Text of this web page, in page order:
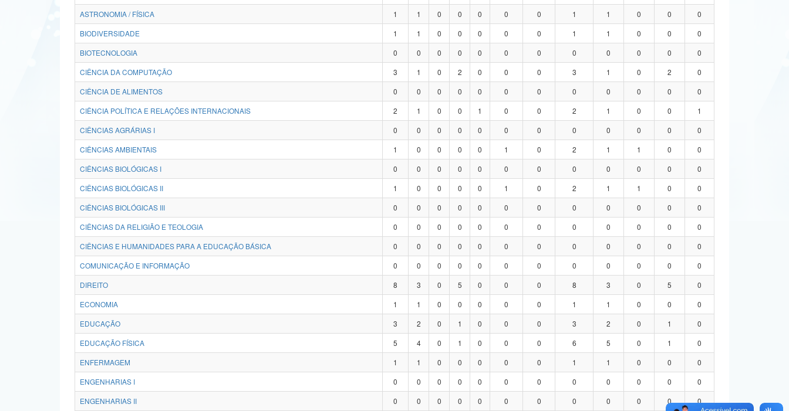
ASTRONOMIA / FÍSICA
1 1 0 0 0 0 0 1 1 0 0
0
BIODIVERSIDADE
1 1 0 0 0 0 0 1 1 0 0
0
BIOTECNOLOGIA
0 0 0 0 0 0 0 0 0 0 0
0
CIÊNCIA DA COMPUTAÇÃO
3 1 0 2 0 0 0 3 1 0 2
0
CIÊNCIA DE ALIMENTOS
0 0 0 0 0 0 0 0 0 0 0
0
CIÊNCIA POLÍTICA E RELAÇÕES INTERNACIONAIS
2 1 0 0 1 0 0 2 1 0 0
1
CIÊNCIAS AGRÁRIAS I
0 0 0 0 0 0 0 0 0 0 0
0
CIÊNCIAS AMBIENTAIS
1 0 0 0 0 1 0 2 1 1 0
0
CIÊNCIAS BIOLÓGICAS I
0 0 0 0 0 0 0 0 0 0 0
0
CIÊNCIAS BIOLÓGICAS II
1 0 0 0 0 1 0 2 1 1 0
0
CIÊNCIAS BIOLÓGICAS III
0 0 0 0 0 0 0 0 0 0 0
0
CIÊNCIAS DA RELIGIÃO E TEOLOGIA
0 0 0 0 0 0 0 0 0 0 0
0
CIÊNCIAS E HUMANIDADES PARA A EDUCAÇÃO BÁSICA
0 0 0 0 0 0 0 0 0 0 0
0
COMUNICAÇÃO E INFORMAÇÃO
0 0 0 0 0 0 0 0 0 0 0
0
DIREITO
8 3 0 5 0 0 0 8 3 0 5
0
ECONOMIA
1 1 0 0 0 0 0 1 1 0 0
0
EDUCAÇÃO
3 2 0 1 0 0 0 3 2 0 1
0
EDUCAÇÃO FÍSICA
5 4 0 1 0 0 0 6 5 0 1
0
ENFERMAGEM
1 1 0 0 0 0 0 1 1 0 0
0
ENGENHARIAS I
0 0 0 0 0 0 0 0 0 0 0
0
ENGENHARIAS II
0 0 0 0 0 0 0 0 0 0 0
0